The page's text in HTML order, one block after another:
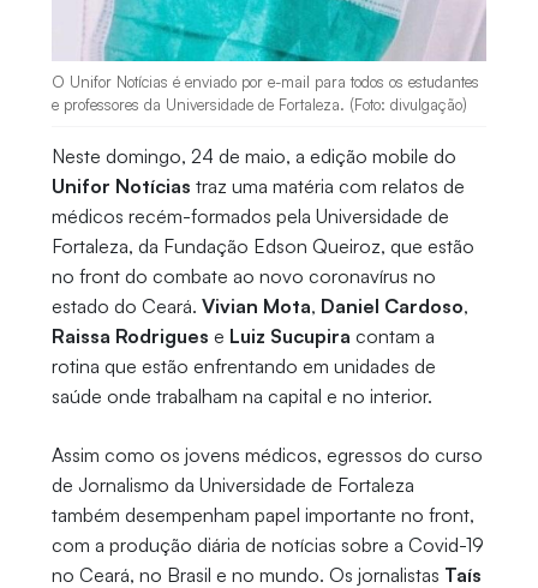
O Unifor Notícias é enviado por e-mail para todos os estudantes
e professores da Universidade de Fortaleza. (Foto: divulgação)
Neste domingo, 24 de maio, a edição mobile do
Unifor Notícias traz uma matéria com relatos de
médicos recém-formados pela Universidade de
Fortaleza, da Fundação Edson Queiroz, que estão
no front do combate ao novo coronavírus no
estado do Ceará. Vivian Mota, Daniel Cardoso,
Raissa Rodrigues e Luiz Sucupira contam a
rotina que estão enfrentando em unidades de
saúde onde trabalham na capital e no interior.
Assim como os jovens médicos, egressos do curso
de Jornalismo da Universidade de Fortaleza
também desempenham papel importante no front,
com a produção diária de notícias sobre a Covid-19
no Ceará, no Brasil e no mundo. Os jornalistas Taís